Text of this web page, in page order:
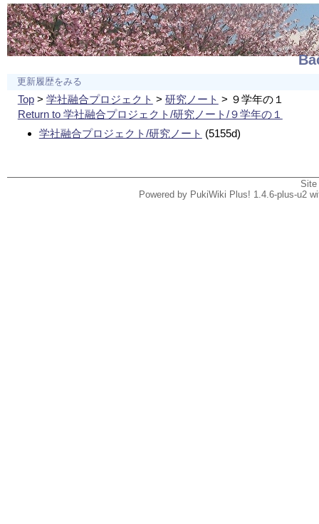
更新履歴をみる
Top> 学社融合プロジェクト > 研究ノート > ９学年の１
Return to 学社融合プロジェクト/研究ノート/９学年の１
学社融合プロジェクト/研究ノート (5155d)
Powered by PukiWiki Plus! 1.4.6-plus-u2